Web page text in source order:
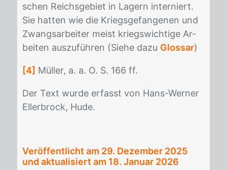
schen Reichs­ge­biet in La­gern in­ter­niert.
Sie hat­ten wie die Kriegs­ge­fan­ge­nen und
Zwangs­ar­bei­ter meist kriegs­wich­ti­ge Ar­
bei­ten aus­zu­füh­ren (Sie­he dazu Glossar)
[4] Mül­ler, a. a. O. S. 166 ff.
Der Text wur­de er­fasst von Hans-Wer­ner
El­ler­brock, Hude.
Veröffentlicht am 29. Dezember 2025
und aktualisiert am 18. Januar 2026